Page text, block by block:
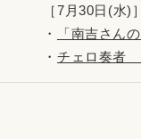
［7月30日(水)］
・
「南吉さん
・ チェロ奏者